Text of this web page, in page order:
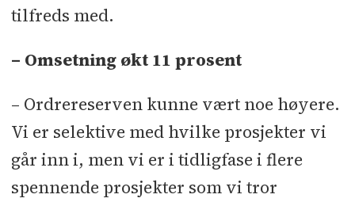
tilfreds med.
– Omsetning økt 11 prosent
– Ordrereserven kunne vært noe høyere.
Vi er selektive med hvilke prosjekter vi
går inn i, men vi er i tidligfase i flere
spennende prosjekter som vi tror